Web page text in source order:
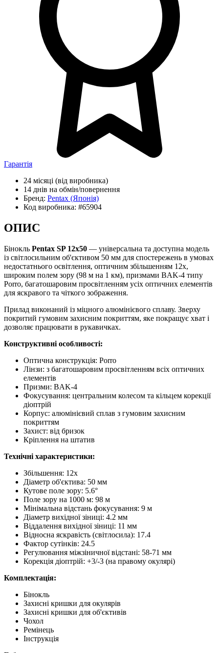
Гарантія
24 місяці (від виробника)
14 днів на обмін/повернення
Бренд: Pentax (Японія)
Код виробника: #65904
ОПИС
Бінокль Pentax SP 12x50 — універсальна та доступна модель
із світлосильним об'єктивом 50 мм для спостережень в умовах
недостатнього освітлення, оптичним збільшенням 12х,
широким полем зору (98 м на 1 км), призмами BAK-4 типу
Porro, багатошаровим просвітленням усіх оптичних елементів
для яскравого та чіткого зображення.
Прилад виконаний із міцного алюмінієвого сплаву. Зверху
покритий гумовим захисним покриттям, яке покращує хват і
дозволяє працювати в рукавичках.
Конструктивні особливості:
Оптична конструкція: Porro
Лінзи: з багатошаровим просвітленням всіх оптичних
елементів
Призми: BAK-4
Фокусування: центральним колесом та кільцем корекції
діоптрій
Корпус: алюмінієвий сплав з гумовим захисним
покриттям
Захист: від бризок
Кріплення на штатив
Технічні характеристики:
Збільшення: 12x
Діаметр об'єктива: 50 мм
Кутове поле зору: 5.6°
Поле зору на 1000 м: 98 м
Мінімальна відстань фокусування: 9 м
Діаметр вихідної зіниці: 4.2 мм
Віддалення вихідної зіниці: 11 мм
Відносна яскравість (світлосила): 17.4
Фактор сутінків: 24.5
Регулювання міжзіничної відстані: 58-71 мм
Корекція діоптрій: +3/-3 (на правому окулярі)
Комплектація:
Бінокль
Захисні кришки для окулярів
Захисні кришки для об'єктивів
Чохол
Ремінець
Інструкція